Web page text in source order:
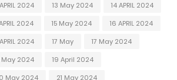
2024 13 May 2024
14 APRIL 2024
2024 15 May 2024
16 APRIL 2024
2024 17 May
17 May 2024
May 2024
19 April 2024
May 2024
21 May 2024